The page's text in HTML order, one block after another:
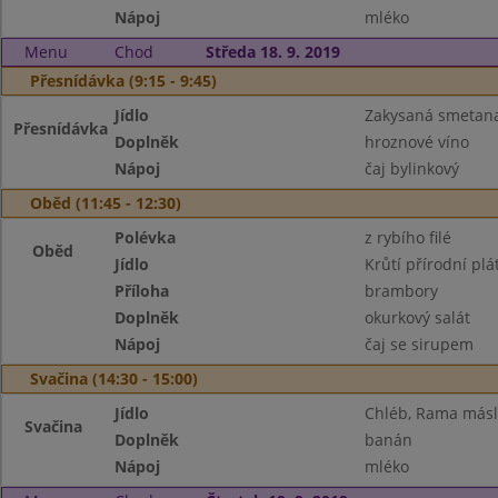
Nápoj
mléko
Menu
Chod
Středa 18. 9. 2019
Přesnídávka (9:15 - 9:45)
Přesnídávka
Jídlo
Zakysaná
Doplněk
hroznové víno
Nápoj
čaj bylinkový
Oběd (11:45 - 12:30)
Oběd
Polévka
z rybího filé
Jídlo
Krůtí přírodní
Příloha
brambory
Doplněk
okurkový salát
Nápoj
čaj se sirupem
Svačina (14:30 - 15:00)
Svačina
Jídlo
Chléb, Rama
Doplněk
banán
Nápoj
mléko